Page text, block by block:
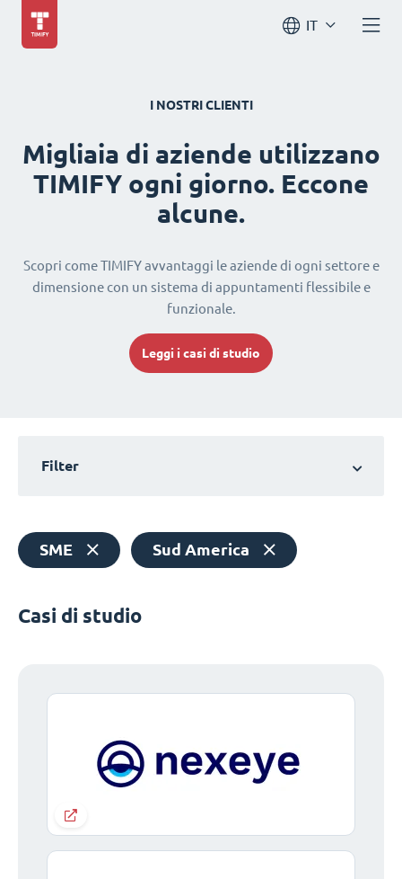
IT
I NOSTRI CLIENTI
Migliaia di aziende utilizzano
TIMIFY ogni giorno. Eccone
alcune.
Scopri come TIMIFY avvantaggi le aziende di ogni settore e
dimensione con un sistema di appuntamenti flessibile e
funzionale.
Leggi i casi di studio
Filter
SME Sud America
Casi di studio